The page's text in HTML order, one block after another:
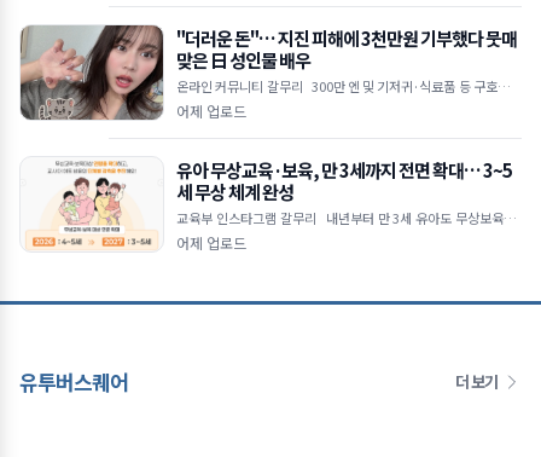
"더러운 돈"… 지진 피해에 3천만원 기부했다 뭇매
맞은 日 성인물 배우
온라인 커뮤니티 갈무리 300만 엔 및 기저귀·식료품 등 구호물품
전달 직업 비하하며 악플 쏟아낸 일부 누리꾼 논란 "지원 동참 유도
어제 업로드
유아 무상교육·보육, 만 3세까지 전면 확대… 3~5
세 무상 체계 완성
교육부 인스타그램 갈무리 내년부터 만 3세 유아도 무상보육·교
육 지원 대상 포함 공공보육 이용률 2030년까지 55% 목표로 상향
어제 업로드
유투버스퀘어 더 보기